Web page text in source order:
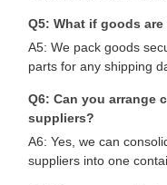
Q5: What if goods
A5: We pack goods
parts for any shipping
Q6: Can you arrange
suppliers?
A6: Yes, we can
suppliers into one